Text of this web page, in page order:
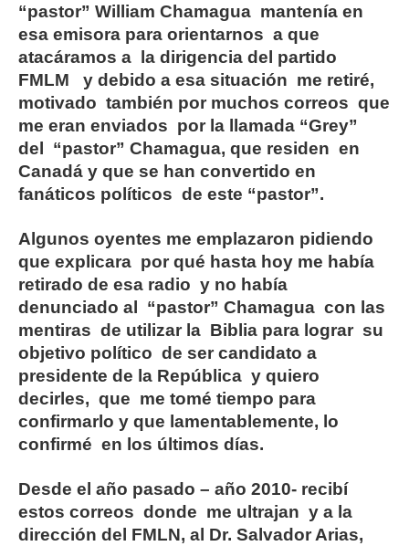
“pastor” William Chamagua mantenía en
esa emisora para orientarnos a que
atacáramos a la dirigencia del partido
FMLM y debido a esa situación me retiré,
motivado también por muchos correos que
me eran enviados por la llamada “Grey”
del “pastor” Chamagua, que residen en
Canadá y que se han convertido en
fanáticos políticos de este “pastor”.
Algunos oyentes me emplazaron pidiendo
que explicara por qué hasta hoy me había
retirado de esa radio y no había
denunciado al “pastor” Chamagua con las
mentiras de utilizar la Biblia para lograr su
objetivo político de ser candidato a
presidente de la República y quiero
decirles, que me tomé tiempo para
confirmarlo y que lamentablemente, lo
confirmé en los últimos días.
Desde el año pasado – año 2010- recibí
estos correos donde me ultrajan y a la
dirección del FMLN, al Dr. Salvador Arias,